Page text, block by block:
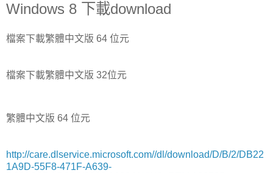
Windows 8 下載download
檔案下載繁體中文版 64 位元
檔案下載繁體中文版 32位元
繁體中文版 64 位元
http://care.dlservice.microsoft.com//dl/download/D/B/2/DB22
1A9D-55F8-471F-A639-